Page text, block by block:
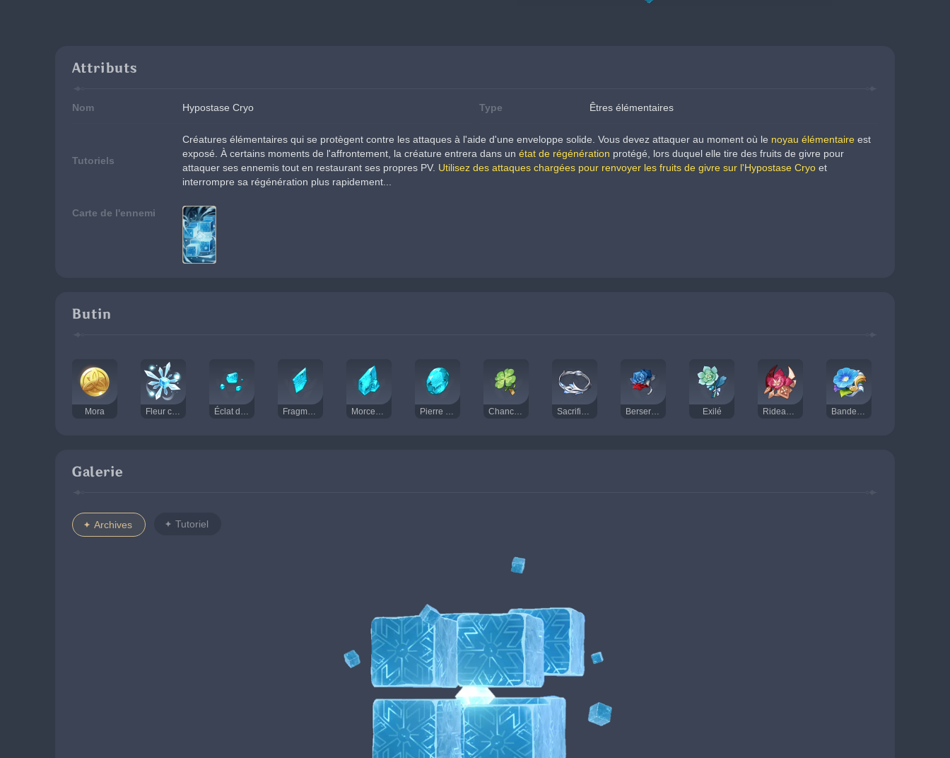
Attributs
Nom Hypostase Cryo Type Êtres élémentaires
Tutoriels
Créatures élémentaires qui se protègent contre les attaques à l'aide d'une enveloppe solide. Vous devez attaquer au moment où le noyau élémentaire est
exposé. À certains moments de l'affrontement, la créature entrera dans un état de régénération protégé, lors duquel elle tire des fruits de givre pour
attaquer ses ennemis tout en restaurant ses propres PV. Utilisez des attaques chargées pour renvoyer les fruits de givre sur l'Hypostase Cryo et
interrompre sa régénération plus rapidement...
Carte de l'ennemi
Butin
Mora Fleur cristalline Éclat de jade shivada Fragment de jade shivada Morceau de jade shivada Pierre de jade shivada Chanceux Sacrifieur Cryo Berserker Exilé Rideau du Gladiateur Bande vagabonde
Galerie
Archives Tutoriel